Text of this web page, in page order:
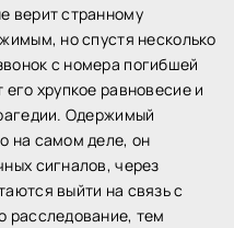
верит странному
но спустя несколько
с номера погибшей
хрупкое равновесие и
Одержимый
на самом деле, он
сигналов, через
выйти на связь с
расследование, тем